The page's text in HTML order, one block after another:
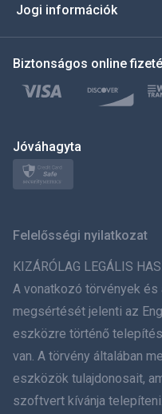
Türkçe
Polski
ภาษาไทย
简体中文
Dansk
हिंदी
Jogi információk
Biztonságos online
Jóváhagyta
Felelősségi nyilatkozat
KIZÁRÓLAG LEGÁLIS
A vonatkozó törvények
megsértését jelenti az
eszközre történő
van. A törvény általában
eszközök tulajdonosait,
szoftvert kívánja